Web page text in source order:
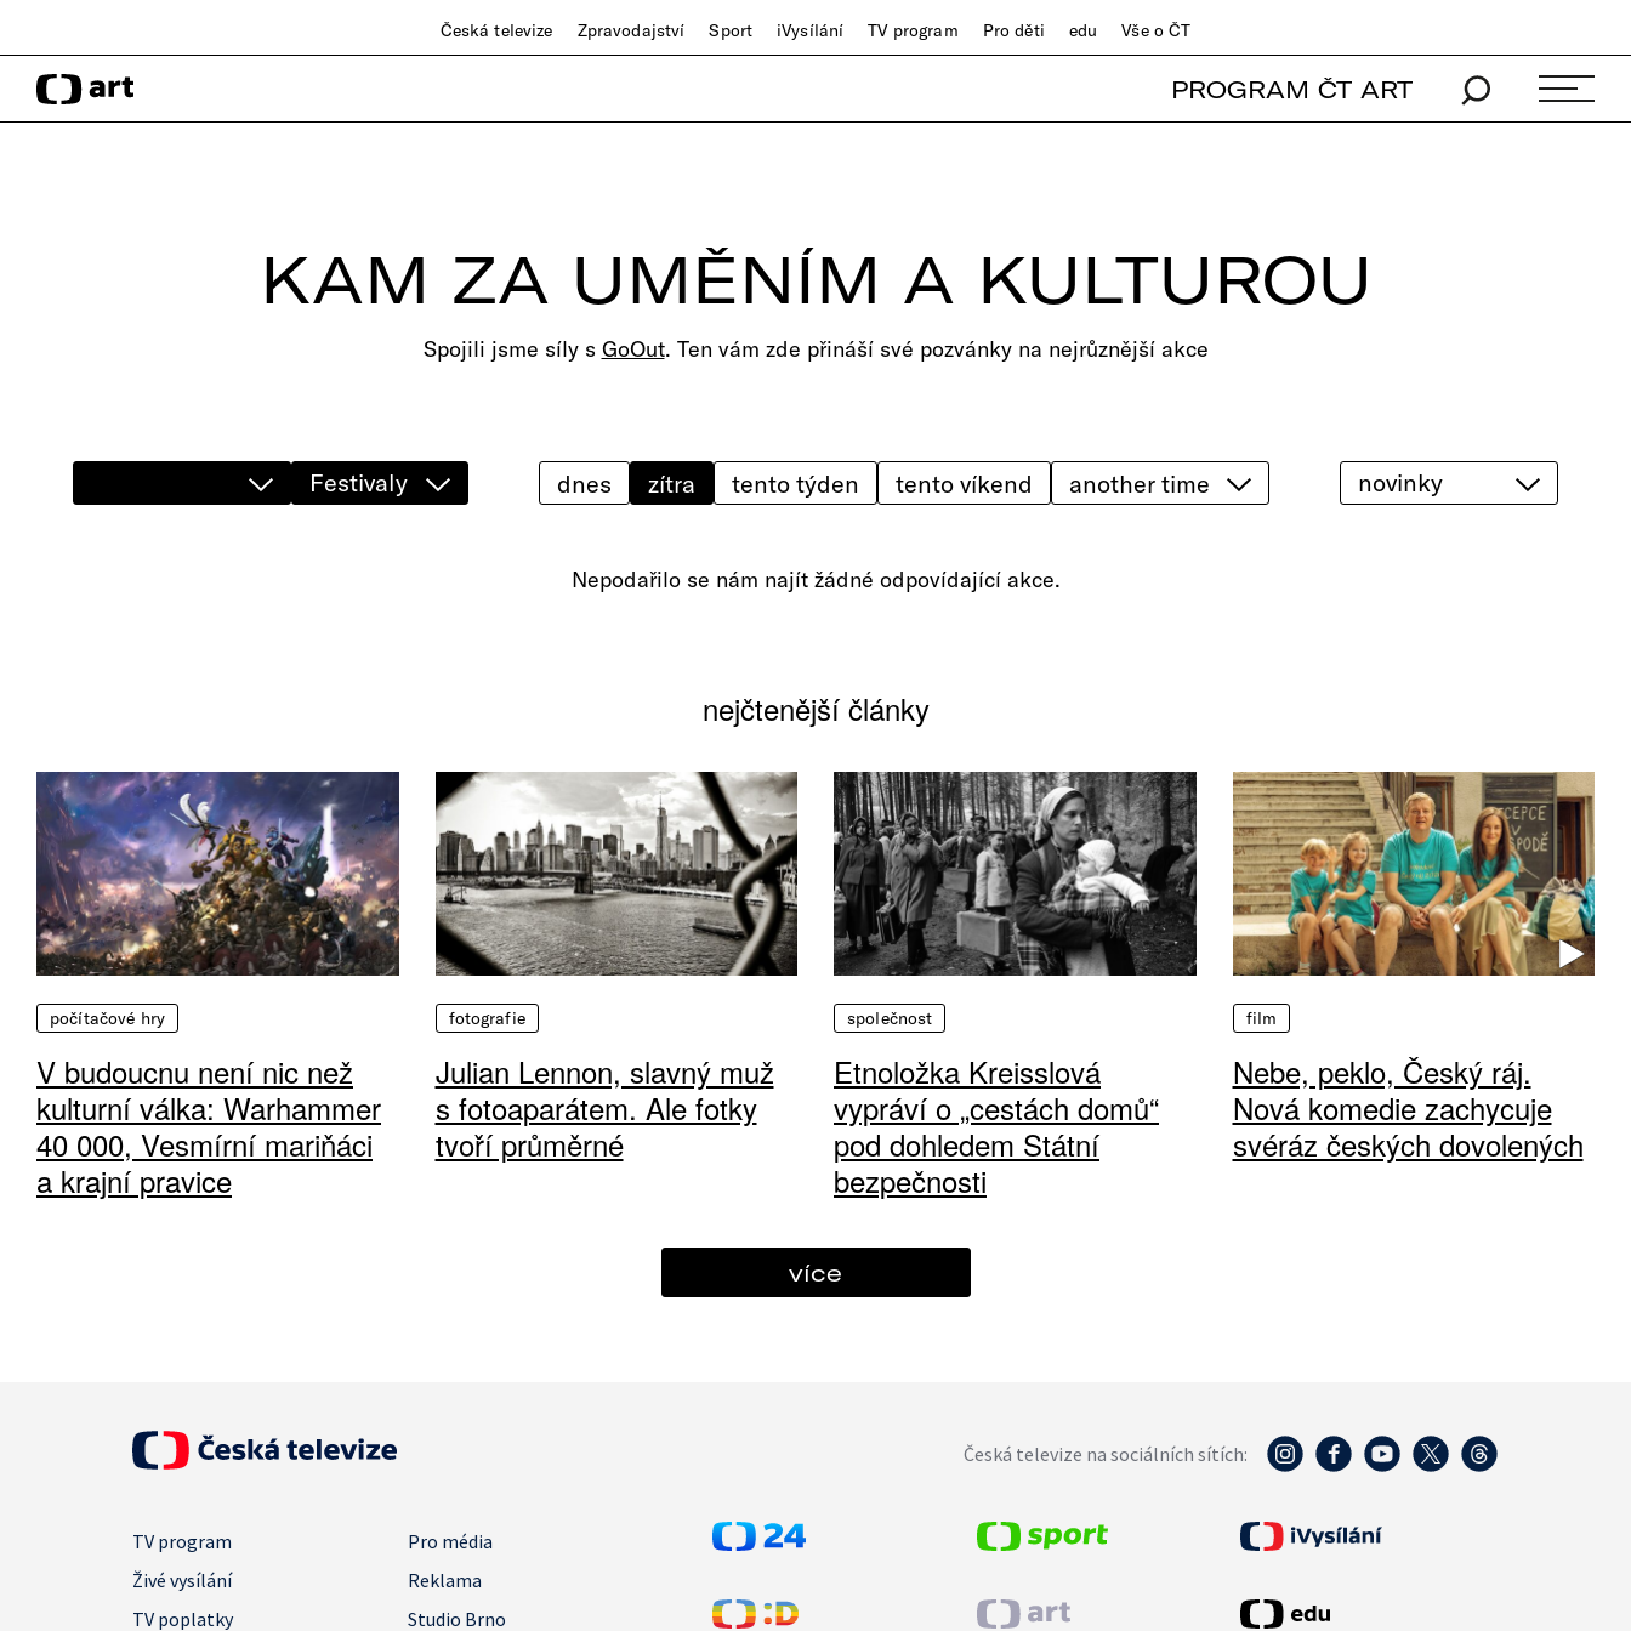
Česká televize Zpravodajství Sport iVysílání TV program Pro děti edu Vše o ČT
PROGRAM ČT ART
KAM ZA UMĚNÍM A KULTUROU
Spojili jsme síly s GoOut. Ten vám zde přináší své pozvánky na nejrůznější akce
Festivaly dnes zítra tento týden tento víkend novinky
Nepodařilo se nám najít žádné odpovídající akce.
nejčtenější články
počítačové hry
V budoucnu není nic než
kulturní válka: Warhammer
40 000, Vesmírní mariňáci
a krajní pravice
fotografie
Julian Lennon, slavný muž
s fotoaparátem. Ale fotky
tvoří průměrné
společnost
Etnoložka Kreisslová
vypráví o „cestách domů“
pod dohledem Státní
bezpečnosti
film
Nebe, peklo, Český ráj.
Nová komedie zachycuje
svéráz českých dovolených
více
Česká televize na sociálních sítích:
TV program
Pro média
Živé vysílání
Reklama
TV poplatky
Studio Brno